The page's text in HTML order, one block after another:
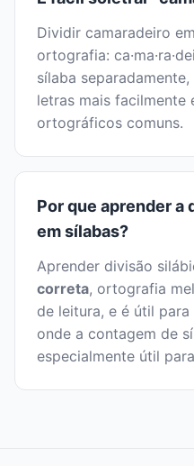
Dividir camaradeiro
ortografia:
sílaba
letras mais facilmente
ortográficos comuns.
Por que aprender a
em sílabas?
Aprender divisão
correta, ortografia
de leitura, e é útil
onde a contagem de
especialmente útil